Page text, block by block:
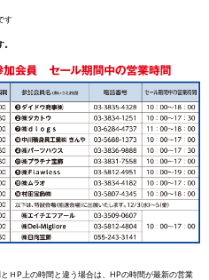
す
ＨP上の時間と違う場合は、HPの時間が最新の営業